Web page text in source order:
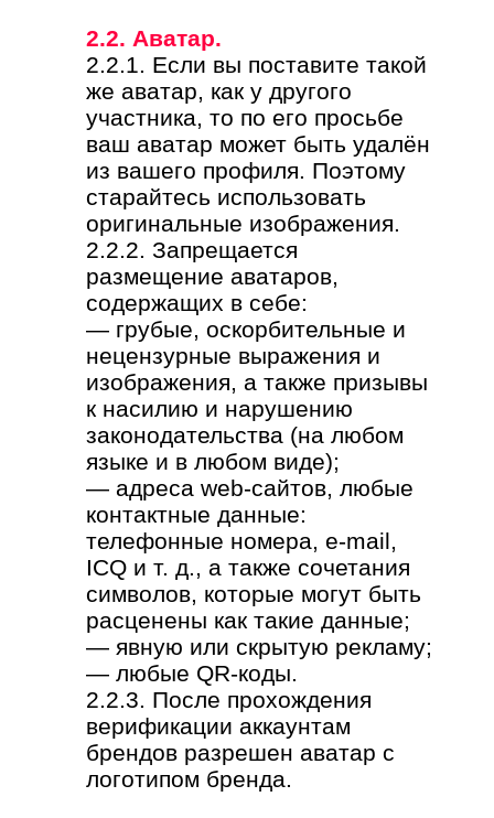
2.2. Аватар.
2.2.1. Если вы поставите такой
же аватар, как у другого
участника, то по его просьбе
ваш аватар может быть удалён
из вашего профиля. Поэтому
старайтесь использовать
оригинальные изображения.
2.2.2. Запрещается
размещение аватаров,
содержащих в себе:
— грубые, оскорбительные и
нецензурные выражения и
изображения, а также призывы
к насилию и нарушению
законодательства (на любом
языке и в любом виде);
— адреса web-сайтов, любые
контактные данные:
телефонные номера, e-mail,
ICQ и т. д., а также сочетания
символов, которые могут быть
расценены как такие данные;
— явную или скрытую рекламу;
— любые QR-коды.
2.2.3. После прохождения
верификации аккаунтам
брендов разрешен аватар с
логотипом бренда.